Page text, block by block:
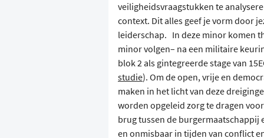
veiligheidsvraagstukken te
context. Dit alles geef je vorm door
leiderschap. In deze minor komen
minor volgen– na een militaire
blok 2 als gintegreerde stage van
studie). Om de open, vrije en
maken in het licht van deze
worden opgeleid zorg te dragen
brug tussen de burgermaatschappij
en onmisbaar in tijden van conflict